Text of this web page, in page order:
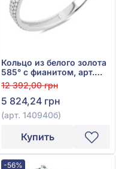
Кольцо из белого золота
585° с фианитом, арт.
140940б
12 392,00 грн
5 824,24 грн
(арт. 140940б)
Купить
-56%